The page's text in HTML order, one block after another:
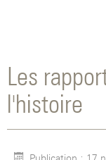
Les
l'histoire